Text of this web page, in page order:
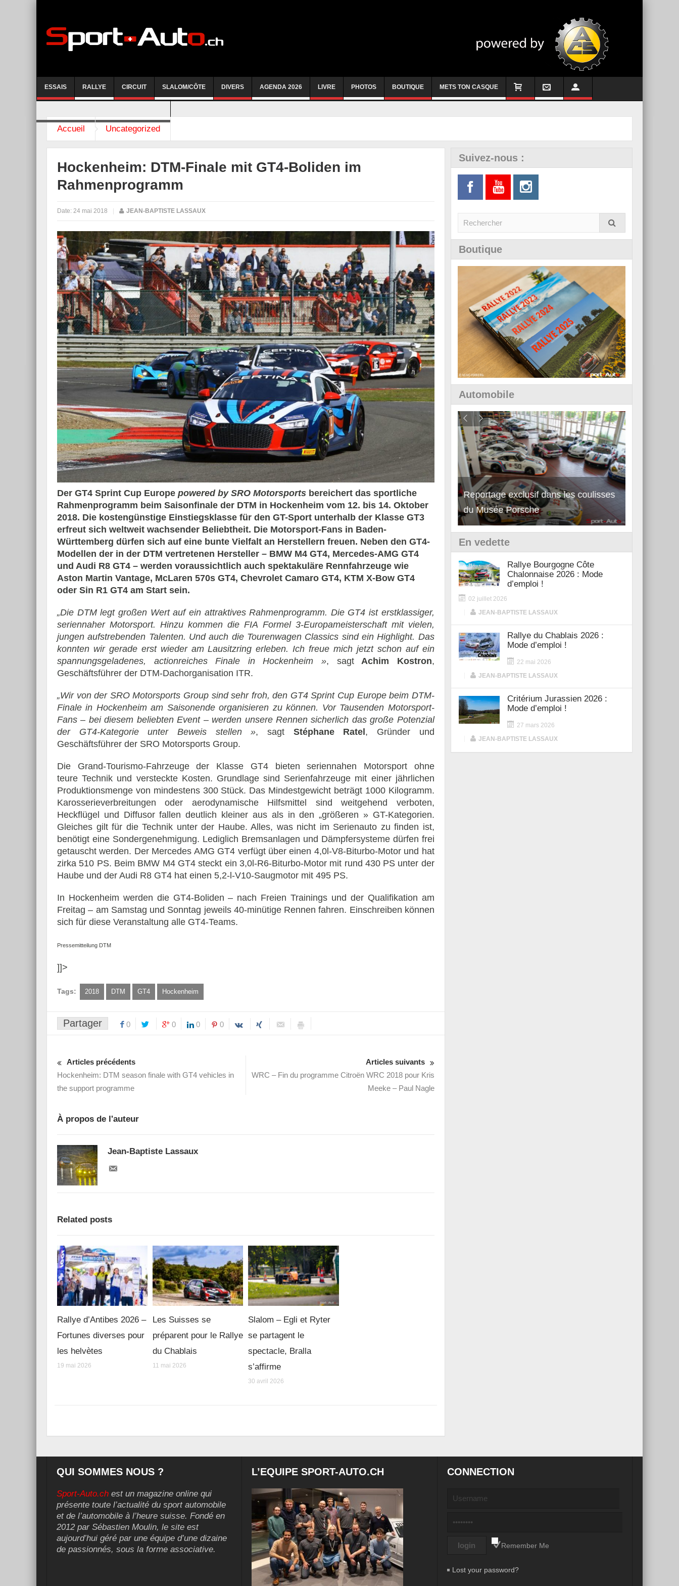
ESSAIS RALLYE CIRCUIT SLALOM/CÔTE DIVERS AGENDA 2026 LIVRE PHOTOS BOUTIQUE METS TON CASQUE
Accueil Uncategorized
Hockenheim: DTM-Finale mit GT4-Boliden im
Rahmenprogramm
Date: 24 mai 2018 JEAN-BAPTISTE LASSAUX
Der GT4 Sprint Cup Europe powered by SRO Motorsports bereichert das sportliche
Rahmenprogramm beim Saisonfinale der DTM in Hockenheim vom 12. bis 14. Oktober
2018. Die kostengünstige Einstiegsklasse für den GT-Sport unterhalb der Klasse GT3
erfreut sich weltweit wachsender Beliebtheit. Die Motorsport-Fans in Baden-
Württemberg dürfen sich auf eine bunte Vielfalt an Herstellern freuen. Neben den GT4-
Modellen der in der DTM vertretenen Hersteller – BMW M4 GT4, Mercedes-AMG GT4
und Audi R8 GT4 – werden voraussichtlich auch spektakuläre Rennfahrzeuge wie
Aston Martin Vantage, McLaren 570s GT4, Chevrolet Camaro GT4, KTM X-Bow GT4
oder Sin R1 GT4 am Start sein.
„Die DTM legt großen Wert auf ein attraktives Rahmenprogramm. Die GT4 ist erstklassiger,
seriennaher Motorsport. Hinzu kommen die FIA Formel 3-Europameisterschaft mit vielen,
jungen aufstrebenden Talenten. Und auch die Tourenwagen Classics sind ein Highlight. Das
konnten wir gerade erst wieder am Lausitzring erleben. Ich freue mich jetzt schon auf ein
spannungsgeladenes, actionreiches Finale in Hockenheim », sagtAchim Kostron,
Geschäftsführer der DTM-Dachorganisation ITR.
„Wir von der SRO Motorsports Group sind sehr froh, den GT4 Sprint Cup Europe beim DTM-
Finale in Hockenheim am Saisonende organisieren zu können. Vor Tausenden Motorsport-
Fans – bei diesem beliebten Event – werden unsere Rennen sicherlich das große Potenzial
der GT4-Kategorie unter Beweis stellen », sagt Stéphane Ratel , Gründer und
Geschäftsführer der SRO Motorsports Group.
Die Grand-Tourismo-Fahrzeuge der Klasse GT4 bieten seriennahen Motorsport ohne
teure Technik und versteckte Kosten. Grundlage sind Serienfahrzeuge mit einer jährlichen
Produktionsmenge von mindestens 300 Stück. Das Mindestgewicht beträgt 1000 Kilogramm.
Karosserieverbreitungen oder aerodynamische Hilfsmittel sind weitgehend verboten,
Heckflügel und Diffusor fallen deutlich kleiner aus als in den „größeren » GT-Kategorien.
Gleiches gilt für die Technik unter der Haube. Alles, was nicht im Serienauto zu finden ist,
benötigt eine Sondergenehmigung. Lediglich Bremsanlagen und Dämpfersysteme dürfen frei
getauscht werden. Der Mercedes AMG GT4 verfügt über einen 4,0l-V8-Biturbo-Motor und hat
zirka 510 PS. Beim BMW M4 GT4 steckt ein 3,0l-R6-Biturbo-Motor mit rund 430 PS unter der
Haube und der Audi R8 GT4 hat einen 5,2-l-V10-Saugmotor mit 495 PS.
In Hockenheim werden die GT4-Boliden – nach Freien Trainings und der Qualifikation am
Freitag – am Samstag und Sonntag jeweils 40-minütige Rennen fahren. Einschreiben können
sich für diese Veranstaltung alle GT4-Teams.
Pressemitteilung DTM
]]>
Tags: 2018 DTM GT4 Hockenheim
Partager 0 0 0 0
Articles précédents
Hockenheim: DTM season finale with GT4 vehicles in
the support programme
Articles suivants
WRC – Fin du programme Citroën WRC 2018 pour Kris
Meeke – Paul Nagle
À propos de l'auteur
Jean-Baptiste Lassaux
Related posts
Rallye d’Antibes 2026 –
Fortunes diverses pour
les helvètes
19 mai 2026
Les Suisses se
préparent pour le Rallye
du Chablais
11 mai 2026
Slalom – Egli et Ryter
se partagent le
spectacle, Bralla
s’affirme
30 avril 2026
Suivez-nous :
Boutique
Automobile
Essai – Morgan Supersport
Reportage exclusif dans les coulisses
du Musée Porsche
En vedette
Rallye Bourgogne Côte
Chalonnaise 2026 : Mode
d’emploi !
02 juillet 2026
JEAN-BAPTISTE LASSAUX
Rallye du Chablais 2026 :
Mode d’emploi !
22 mai 2026
JEAN-BAPTISTE LASSAUX
Critérium Jurassien 2026 :
Mode d’emploi !
27 mars 2026
JEAN-BAPTISTE LASSAUX
QUI SOMMES NOUS ?
Sport-Auto.ch est un magazine online qui
présente toute l’actualité du sport automobile
et de l’automobile à l’heure suisse. Fondé en
2012 par Sébastien Moulin, le site est
aujourd’hui géré par une équipe d’une dizaine
de passionnés, sous la forme associative.
L’EQUIPE SPORT-AUTO.CH CONNECTION
Remember Me
Lost your password?